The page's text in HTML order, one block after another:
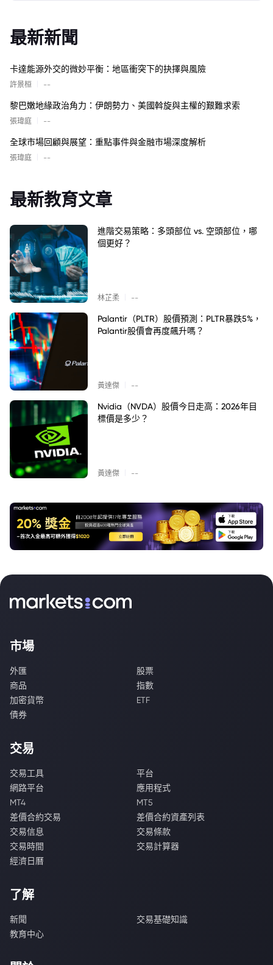
最新新聞
卡達能源外交的微妙平衡：地區衝突下的抉擇與風險
許景桓 --
黎巴嫩地緣政治角力：伊朗勢力、美國斡旋與主權的艱難求索
張瑋庭 --
全球市場回顧與展望：重點事件與金融市場深度解析
張瑋庭 --
最新教育文章
進階交易策略：多頭部位 vs. 空頭部位，哪
個更好？
林芷柔 --
Palantir（PLTR）股價預測：PLTR暴跌5%，
Palantir股價會再度飆升嗎？
黃達傑 --
Nvidia（NVDA）股價今日走高：2026年目
標價是多少？
黃達傑 --
市場
外匯
股票
商品
指數
加密貨幣
ETF
債券
交易
交易工具
平台
網路平台
應用程式
MT4
MT5
差價合約交易
差價合約資產列表
交易信息
交易條款
交易時間
交易計算器
經濟日曆
了解
新聞
交易基礎知識
教育中心